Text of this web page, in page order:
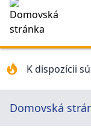
K dispozícii
Domovská